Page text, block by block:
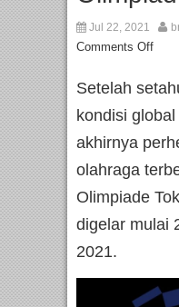
Jul 22, 2021
Comments Off
Setelah
kondisi
akhirnya
olahraga
Olimpiade
digelar mulai
2021.